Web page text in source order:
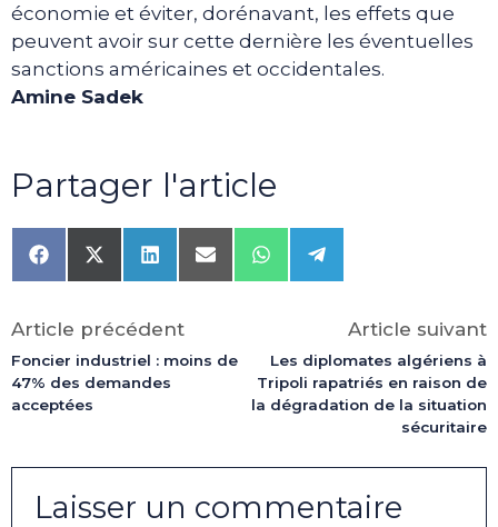
économie et éviter, dorénavant, les effets que
peuvent avoir sur cette dernière les éventuelles
sanctions américaines et occidentales.
Amine Sadek
Partager l'article
Share
on
Share
on
(Twitter)
Share
on
Share
on
Share
on
Share
on
Article précédent
Foncier industriel : moins de
47% des demandes
acceptées
Article suivant
Les diplomates algériens à
Tripoli rapatriés en raison de
la dégradation de la situation
sécuritaire
Laisser un commentaire